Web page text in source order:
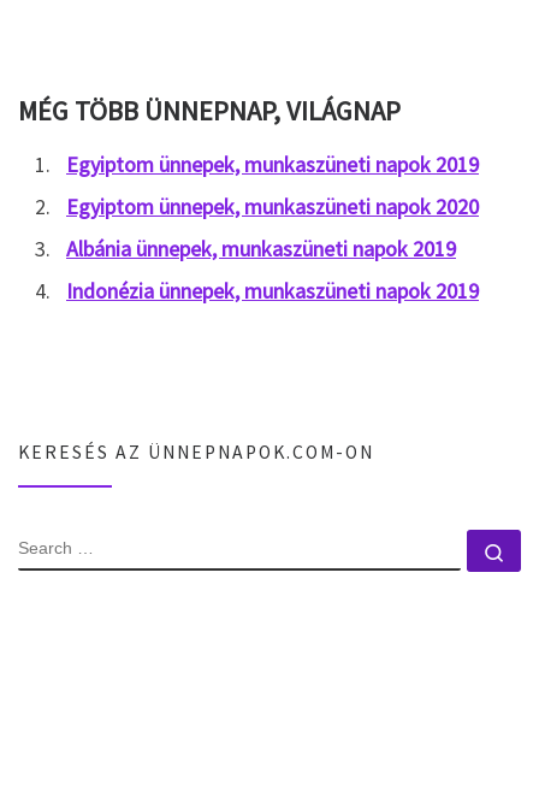
MÉG TÖBB ÜNNEPNAP, VILÁGNAP
Egyiptom ünnepek, munkaszüneti napok 2019
Egyiptom ünnepek, munkaszüneti napok 2020
Albánia ünnepek, munkaszüneti napok 2019
Indonézia ünnepek, munkaszüneti napok 2019
KERESÉS AZ ÜNNEPNAPOK.COM-ON
SEARCH